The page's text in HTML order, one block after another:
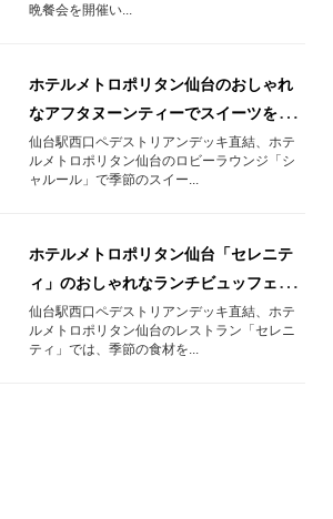
晩餐会を開催い...
ホテルメトロポリタン仙台のおしゃれ
なアフタヌーンティーでスイーツを楽
しもう
仙台駅西口ペデストリアンデッキ直結、ホテ
ルメトロポリタン仙台のロビーラウンジ「シ
ャルール」で季節のスイー...
ホテルメトロポリタン仙台「セレニテ
ィ」のおしゃれなランチビュッフェを
ご紹介
仙台駅西口ペデストリアンデッキ直結、ホテ
ルメトロポリタン仙台のレストラン「セレニ
ティ」では、季節の食材を...